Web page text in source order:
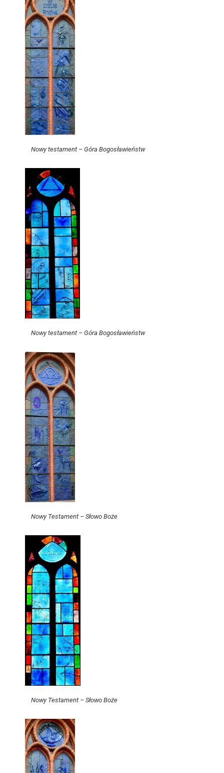
Nowy testament – Góra Bogosławieństw
Nowy testament – Góra Bogosławieństw
Nowy Testament – Słowo Boże
Nowy Testament – Słowo Boże